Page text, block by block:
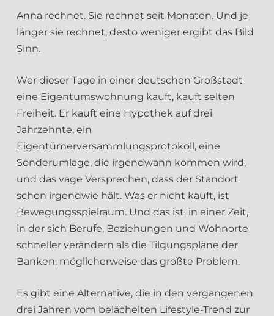
Anna rechnet. Sie rechnet seit Monaten. Und je
länger sie rechnet, desto weniger ergibt das Bild
Sinn.
Wer dieser Tage in einer deutschen Großstadt
eine Eigentumswohnung kauft, kauft selten
Freiheit. Er kauft eine Hypothek auf drei
Jahrzehnte, ein
Eigentümerversammlungsprotokoll, eine
Sonderumlage, die irgendwann kommen wird,
und das vage Versprechen, dass der Standort
schon irgendwie hält. Was er nicht kauft, ist
Bewegungsspielraum. Und das ist, in einer Zeit,
in der sich Berufe, Beziehungen und Wohnorte
schneller verändern als die Tilgungspläne der
Banken, möglicherweise das größte Problem.
Es gibt eine Alternative, die in den vergangenen
drei Jahren vom belächelten Lifestyle-Trend zur